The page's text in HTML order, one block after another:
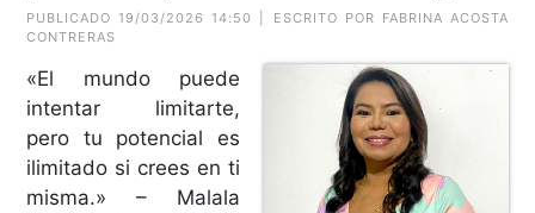
PUBLICADO 19/03/2026 14:50 | ESCRITO POR FABRINA ACOSTA
CONTRERAS
«El mundo puede
intentar limitarte,
pero tu potencial es
ilimitado si crees en ti
misma.» – Malala